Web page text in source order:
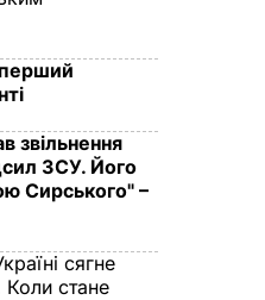
звільнення
ЗСУ. Його
Сирського" –
сягне
стане